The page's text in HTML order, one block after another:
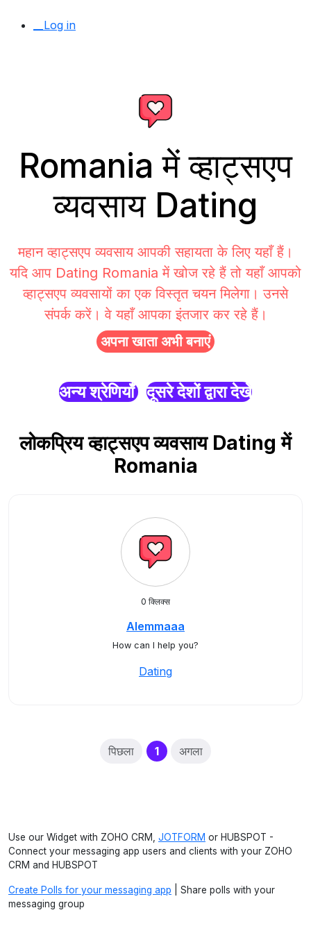
__Log in
Romania में व्हाट्सएप
व्यवसाय Dating
महान व्हाट्सएप व्यवसाय आपकी सहायता के लिए यहाँ हैं।
यदि आप Dating Romania में खोज रहे हैं तो यहाँ आपको
व्हाट्सएप व्यवसायों का एक विस्तृत चयन मिलेगा। उनसे
संपर्क करें। वे यहाँ आपका इंतजार कर रहे हैं।
अपना खाता अभी बनाएं
अन्य श्रेणियाँ दूसरे देशों द्वारा देखें
लोकप्रिय व्हाट्सएप व्यवसाय Dating में
Romania
0 क्लिक्स
Alemmaaa
How can I help you?
Dating
पिछला 1(current)
अगला
Use our Widget with ZOHO CRM, JOTFORM or HUBSPOT -
Connect your messaging app users and clients with your ZOHO
CRM and HUBSPOT
Create Polls for your messaging app | Share polls with your
messaging group